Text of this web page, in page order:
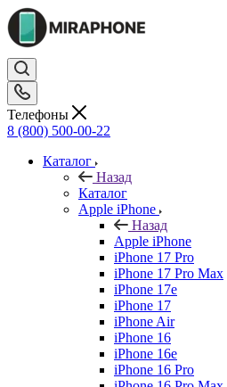
Телефоны
8 (800) 500-00-22
Каталог
Назад
Каталог
Apple iPhone
Назад
Apple iPhone
iPhone 17 Pro
iPhone 17 Pro Max
iPhone 17e
iPhone 17
iPhone Air
iPhone 16
iPhone 16e
iPhone 16 Pro